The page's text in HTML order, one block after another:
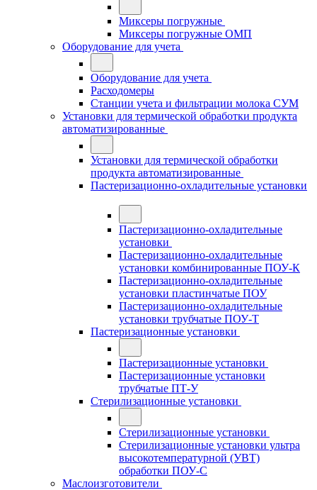
Миксеры погружные
Миксеры погружные ОМП
Оборудование для учета
Оборудование для учета
Расходомеры
Станции учета и фильтрации молока СУМ
Установки для термической обработки продукта
автоматизированные
Установки для термической обработки
продукта автоматизированные
Пастеризационно-охладительные установки
Пастеризационно-охладительные
установки
Пастеризационно-охладительные
установки комбинированные ПОУ-К
Пастеризационно-охладительные
установки пластинчатые ПОУ
Пастеризационно-охладительные
установки трубчатые ПОУ-Т
Пастеризационные установки
Пастеризационные установки
Пастеризационные установки
трубчатые ПТ-У
Стерилизационные установки
Стерилизационные установки
Стерилизационные установки ультра
высокотемпературной (УВТ)
обработки ПОУ-С
Маслоизготовители